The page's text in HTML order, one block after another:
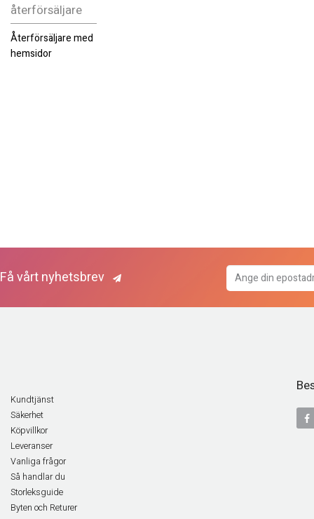
återförsäljare
Återförsäljare med
hemsidor
Få vårt nyhetsbrev
Kundtjänst
Säkerhet
Köpvillkor
Leveranser
Vanliga frågor
Så handlar du
Storleksguide
Byten och Returer